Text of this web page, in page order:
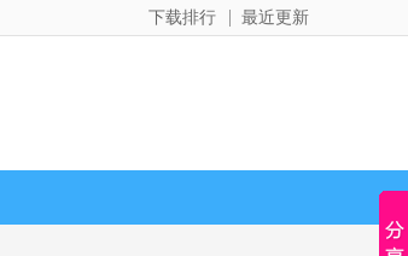
最近更新
下载排行